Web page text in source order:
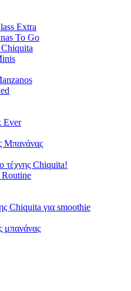
Extra
To Go
Chiquita
Ever
Μπανάνας
τέχνης Chiquita!
Routine
Chiquita για smoothie
μπανάνας